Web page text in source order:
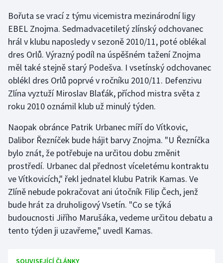
Futsal
Golf
Gymnastika
Házená
Jezdectví
Judo
Krasobruslení
Lezení
Lyže a snowboard
Moderní pětiboj
Bořuta se vrací z týmu vicemistra mezinárodní ligy
EBEL Znojma. Sedmadvacetiletý zlínský odchovanec
hrál v klubu naposledy v sezoně 2010/11, poté oblékal
dres Orlů. Výrazný podíl na úspěšném tažení Znojma
měl také stejně starý Podešva. I vsetínský odchovanec
oblékl dres Orlů poprvé v ročníku 2010/11. Defenzivu
Zlína vyztuží Miroslav Blaťák, příchod mistra světa z
roku 2010 oznámil klub už minulý týden.
Naopak obránce Patrik Urbanec míří do Vítkovic,
Dalibor Řezníček bude hájit barvy Znojma. "U Řezníčka
bylo znát, že potřebuje na určitou dobu změnit
prostředí. Urbanec dal přednost víceletému kontraktu
ve Vítkovicích," řekl jednatel klubu Patrik Kamas. Ve
Zlíně nebude pokračovat ani útočník Filip Čech, jenž
bude hrát za druholigový Vsetín. "Co se týká
budoucnosti Jiřího Marušáka, vedeme určitou debatu a
tento týden ji uzavřeme," uvedl Kamas.
SOUVISEJÍCÍ ČLÁNKY